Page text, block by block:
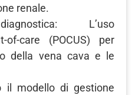
renale.
L’uso
of-care (POCUS) per
della vena cava e le
il modello di gestione